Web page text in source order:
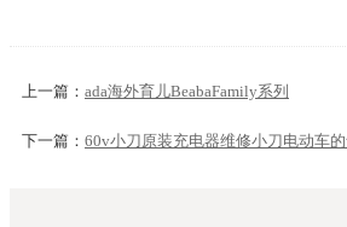
上一篇： ada海外育儿BeabaFamily系列
下一篇： 60v小刀原装充电器维修小刀电动车